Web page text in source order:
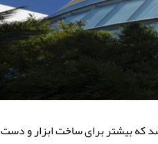
که بیشتر برای ساخت ابزار و دست